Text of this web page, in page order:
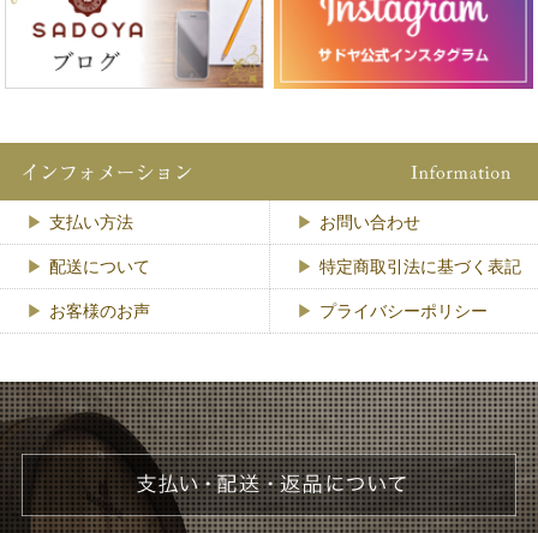
支払い方法 お問い合わせ
配送について 特定商取引法に基づく表記
お客様のお声 プライバシーポリシー